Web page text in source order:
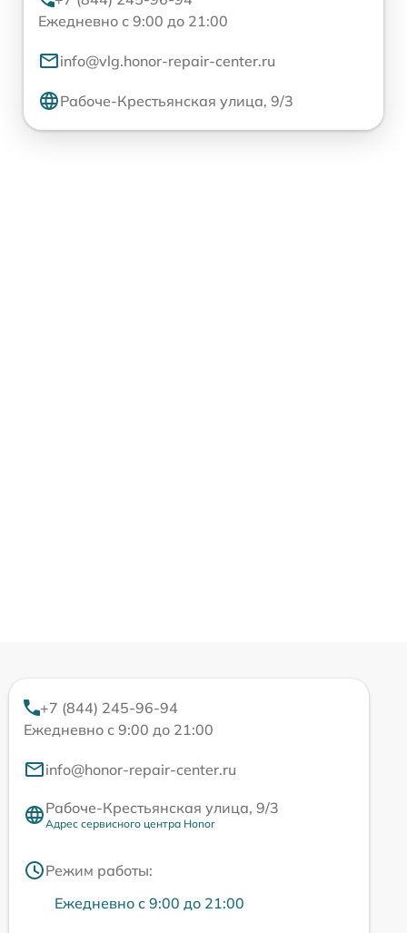
Ежедневно с 9:00 до 21:00
info@vlg.honor-repair-center.ru
Рабоче-Крестьянская улица, 9/3
+7 (844) 245-96-94
Ежедневно с 9:00 до 21:00
info@honor-repair-center.ru
Рабоче-Крестьянская улица, 9/3
Адрес сервисного центра Honor
Режим работы:
Ежедневно с 9:00 до 21:00